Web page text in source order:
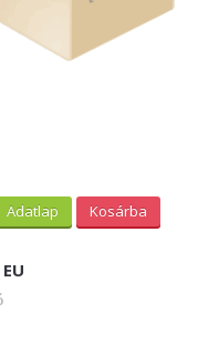
Adatlap Kosárba